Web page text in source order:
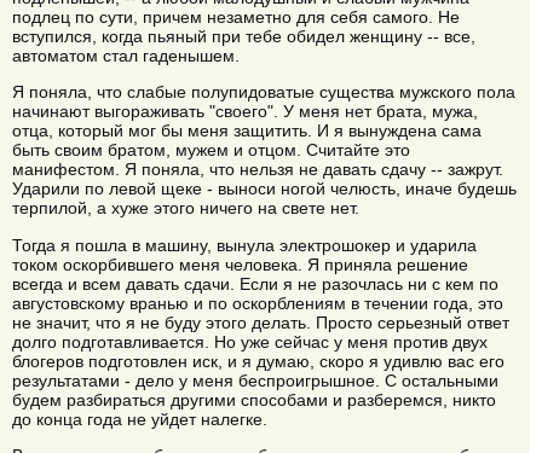
подлец по сути, причем незаметно для себя самого. Не
вступился, когда пьяный при тебе обидел женщину -- все,
автоматом стал гаденышем.
Я поняла, что слабые полупидоватые существа мужского пола
начинают выгораживать "своего". У меня нет брата, мужа,
отца, который мог бы меня защитить. И я вынуждена сама
быть своим братом, мужем и отцом. Считайте это
манифестом. Я поняла, что нельзя не давать сдачу -- зажрут.
Ударили по левой щеке - выноси ногой челюсть, иначе будешь
терпилой, а хуже этого ничего на свете нет.
Тогда я пошла в машину, вынула электрошокер и ударила
током оскорбившего меня человека. Я приняла решение
всегда и всем давать сдачи. Если я не разочлась ни с кем по
августовскому вранью и по оскорблениям в течении года, это
не значит, что я не буду этого делать. Просто серьезный ответ
долго подготавливается. Но уже сейчас у меня против двух
блогеров подготовлен иск, и я думаю, скоро я удивлю вас его
результатами - дело у меня беспроигрышное. С остальными
будем разбираться другими способами и разберемся, никто
до конца года не уйдет налегке.